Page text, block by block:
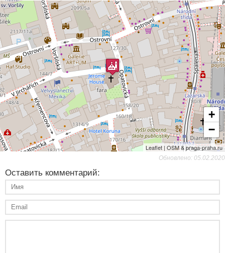
+
−
Leaflet | OSM & praga-praha.ru
Обновлено: 05.02.2020
Оставить комментарий: